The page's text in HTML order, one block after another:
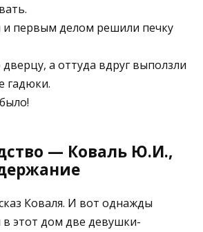
первым делом решили печку
а оттуда вдруг выползли
гадюки.
— Коваль Ю.И.,
Коваля. И вот однажды
в этот дом две девушки-